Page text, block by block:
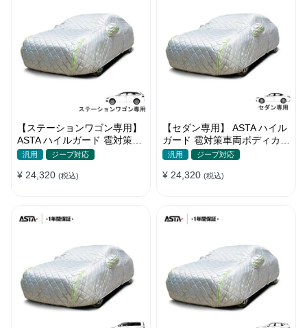
【ステーションワゴン専用】
ASTA ハイルガード 雹対策車
両ボディカバー 5層構造 雹対
厚 防風ロープ付き
汎用 ジープ対応
¥ 24,320 (税込)
【セダン専用】 ASTA ハイル
ガード 雹対策車両ボディカバ
ー 5層構造 雹対策 厚手 凍結
プ付きボディカバー
汎用 ジープ対応
¥ 24,320 (税込)